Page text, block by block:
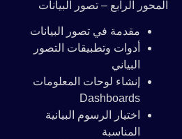
المحور الرابع – تصور البيانات
مقدمة في تصور البيانات
أدوات وتطبيقات التصور
البياني
إنشاء لوحات المعلومات
Dashboards
اختيار الرسوم البيانية
المناسبة